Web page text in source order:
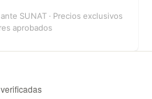
SUNAT · Precios exclusivos
aprobados